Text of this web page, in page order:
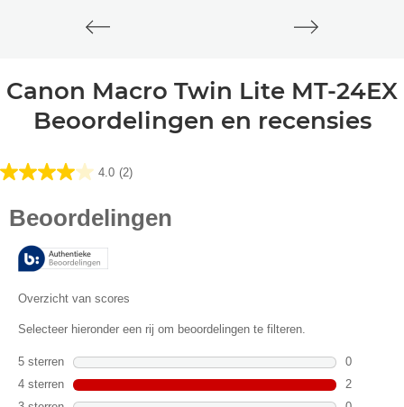
Canon Macro Twin Lite MT-24EX
Beoordelingen en recensies
4.0 (2)
4.0
de
sterren.